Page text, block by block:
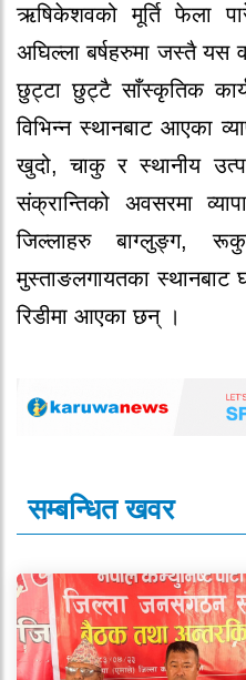
ऋषिकेशवको मूर्ति फेला
अघिल्ला बर्षहरुमा जस्तै यस
छुट्टा छुट्टै साँस्कृतिक
विभिन्न स्थानबाट आएका
खुदो, चाकु र स्थानीय
संक्रान्तिको अवसरमा
जिल्लाहरु बाग्लुङ्ग,
मुस्ताङलगायतका स्थानबाट
रिडीमा आएका छन् ।
सम्बन्धित खवर